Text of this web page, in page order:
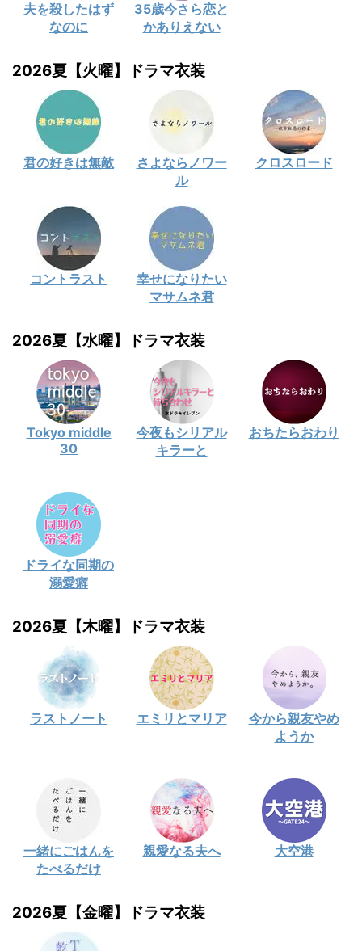
夫を殺したはず
なのに
35歳今さら恋と
かありえない
2026夏【火曜】ドラマ衣装
君の好きは無敵
さよならノワー
ル
クロスロード
コントラスト
幸せになりたい
マサムネ君
2026夏【水曜】ドラマ衣装
Tokyo middle
30
今夜もシリアル
キラーと
おちたらおわり
ドライな同期の
溺愛癖
2026夏【木曜】ドラマ衣装
ラストノート エミリとマリア
今から親友やめ
ようか
一緒にごはんを
たべるだけ
親愛なる夫へ 大空港
2026夏【金曜】ドラマ衣装